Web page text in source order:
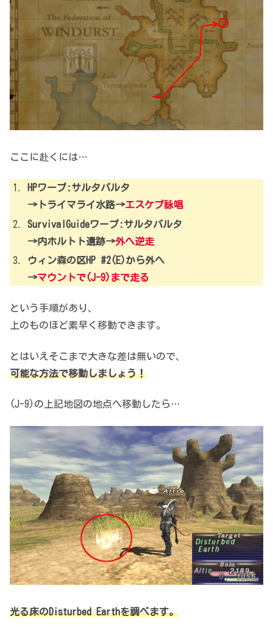
ここに赴くには…
HPワープ:サルタバルタ
→トライマライ水路→エスケプ詠唱
SurvivalGuideワープ:サルタバルタ
→内ホルトト遺跡→外へ逆走
ウィン森の区HP #2(E)から外へ
→マウントで(J-9)まで走る
という手順があり、
上のものほど素早く移動できます。
とはいえそこまで大きな差は無いので、
可能な方法で移動しましょう！
(J-9)の上記地図の地点へ移動したら…
光る床のDisturbed Earthを調べます。